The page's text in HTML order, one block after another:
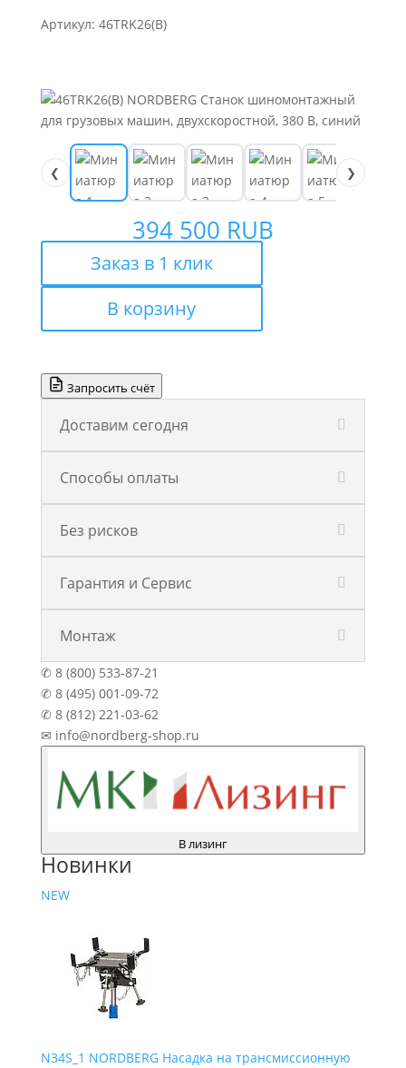
Артикул: 46TRK26(B)
❮ ❯
394 500 RUB
Заказ в 1 клик
В корзину
Запросить счёт
Доставим сегодня
Способы оплаты
Без рисков
Гарантия и Сервис
Монтаж
✆ 8 (800) 533-87-21
✆ 8 (495) 001-09-72
✆ 8 (812) 221-03-62
✉ info@nordberg-shop.ru
В лизинг
Новинки
NEW
N34S_1 NORDBERG Насадка на трансмиссионную